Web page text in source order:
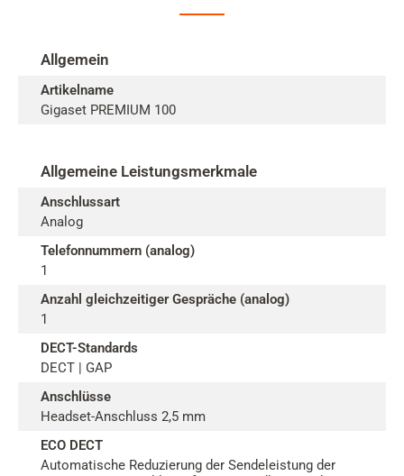
Allgemein
Artikelname
Gigaset PREMIUM 100
Allgemeine Leistungsmerkmale
Anschlussart
Analog
Telefonnummern (analog)
1
Anzahl gleichzeitiger Gespräche (analog)
1
DECT-Standards
DECT | GAP
Anschlüsse
Headset-Anschluss 2,5 mm
ECO DECT
Automatische Reduzierung der Sendeleistung der